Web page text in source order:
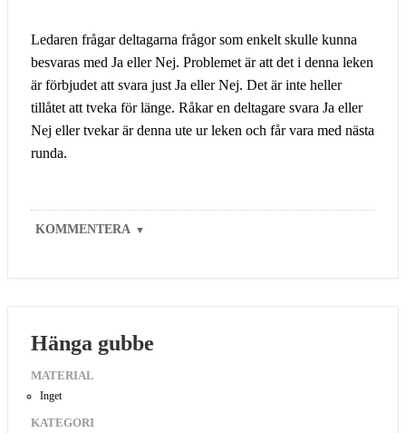
Ledaren frågar deltagarna frågor som enkelt skulle kunna
besvaras med Ja eller Nej. Problemet är att det i denna leken
är förbjudet att svara just Ja eller Nej. Det är inte heller
tillåtet att tveka för länge. Råkar en deltagare svara Ja eller
Nej eller tvekar är denna ute ur leken och får vara med nästa
runda.
KOMMENTERA ▼
Hänga gubbe
MATERIAL
Inget
KATEGORI